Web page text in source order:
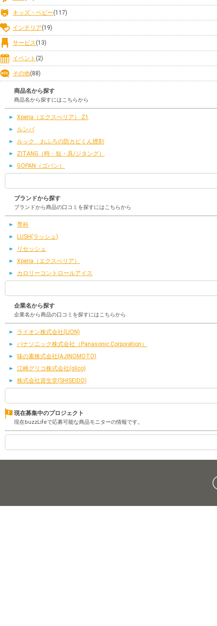
キッズ・ベビー(117)
インテリア(19)
サービス(13)
イベント (2)
その他(88)
商品名から探す
商品名から探すにはこちらから
Xperia（エクスぺリア） Z1
ルンバ
ルック おふろの防カビくん煙剤
ZITANG（時・短・具/ジタング）
GOPAN（ゴパン）
ブランドから探す
ブランドから商品の口コミを探すにはこちらから
専科
LUSH(ラッシュ)
リセッシュ
Xperia（エクスぺリア）
カロリーコントロールアイス
企業名から探す
企業名から商品の口コミを探すにはこちらから
ライオン株式会社(LION)
パナソニック株式会社（Panasonic Corporation）
味の素株式会社(AJINOMOTO)
江崎グリコ株式会社(glico)
株式会社資生堂(SHISEIDO)
現在募集中のプロジェクト
現在buzzLifeで応募可能な商品モニターの情報です。